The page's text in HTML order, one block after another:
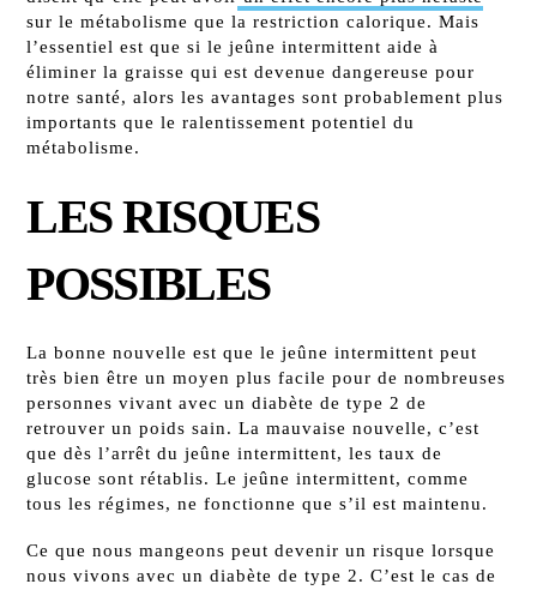
sur le métabolisme que la restriction calorique. Mais
l’essentiel est que si le jeûne intermittent aide à
éliminer la graisse qui est devenue dangereuse pour
notre santé, alors les avantages sont probablement plus
importants que le ralentissement potentiel du
métabolisme.
LES RISQUES
POSSIBLES
La bonne nouvelle est que le jeûne intermittent peut
très bien être un moyen plus facile pour de nombreuses
personnes vivant avec un diabète de type 2 de
retrouver un poids sain. La mauvaise nouvelle, c’est
que dès l’arrêt du jeûne intermittent, les taux de
glucose sont rétablis. Le jeûne intermittent, comme
tous les régimes, ne fonctionne que s’il est maintenu.
Ce que nous mangeons peut devenir un risque lorsque
nous vivons avec un diabète de type 2. C’est le cas de